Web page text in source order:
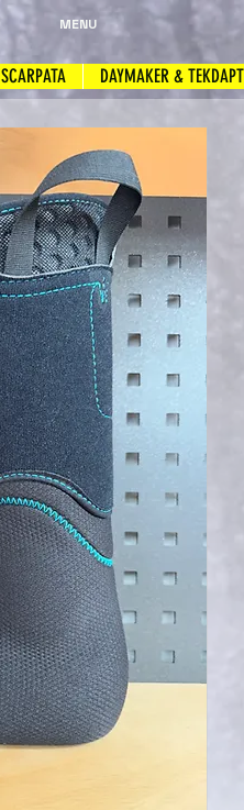
MENU
SCARPATA DAYMAKER &